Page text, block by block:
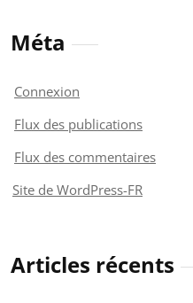
Méta
Connexion
Flux des publications
Flux des commentaires
Site de WordPress-FR
Articles récents